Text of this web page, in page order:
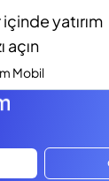
yatırım
açın
Mobil